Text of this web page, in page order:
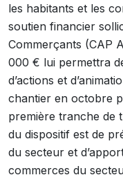
les habitants et les
soutien financier
Commerçants (CAP
000 € lui permettra
d’actions et
chantier en octobre
première tranche de
du dispositif est de
du secteur et
commerces du